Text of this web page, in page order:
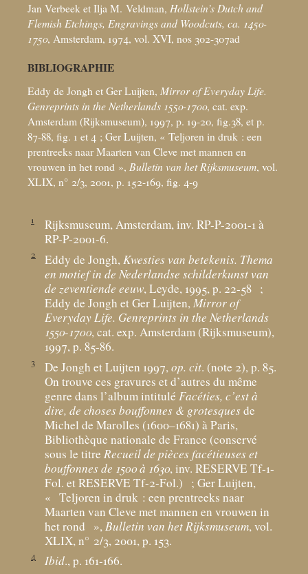
Jan Verbeek et Ilja M. Veldman, Hollstein’s Dutch and
Flemish Etchings, Engravings and Woodcuts, ca. 1450-
1750, Amsterdam, 1974, vol. XVI, nos 302-307ad
BIBLIOGRAPHIE
Eddy de Jongh et Ger Luijten, Mirror of Everyday Life.
Genreprints in the Netherlands 1550-1700, cat. exp.
Amsterdam (Rijksmuseum), 1997, p. 19-20, fig.38, et p.
87-88, fig. 1 et 4 ; Ger Luijten, « Teljoren in druk : een
prentreeks naar Maarten van Cleve met mannen en
vrouwen in het rond », Bulletin van het Rijksmuseum, vol.
XLIX, n° 2/3, 2001, p. 152-169, fig. 4-9
1
Rijksmuseum, Amsterdam, inv. RP-P-2001-1 à
RP-P-2001-6.
2 Eddy de Jongh,Kwesties van betekenis. Thema
en motief in de Nederlandse schilderkunst van
de zeventiende eeuw, Leyde, 1995, p. 22-58 ;
Eddy de Jongh et Ger Luijten,Mirror of
Everyday Life. Genreprints in the Netherlands
1550-1700, cat. exp. Amsterdam (Rijksmuseum),
1997, p. 85-86.
3 De Jongh et Luijten 1997, op. cit. (note 2), p. 85.
On trouve ces gravures et d’autres du même
genre dans l’album intitulé Facéties, c’est à
dire, de choses bouffonnes & grotesquesde
Michel de Marolles (1600–1681) à Paris,
Bibliothèque nationale de France (conservé
sous le titre Recueil de pièces facétieuses et
bouffonnes de 1500 à 1630, inv. RESERVE Tf-1-
Fol. et RESERVE Tf-2-Fol.)
; Ger Luijten,
« Teljoren in druk : een prentreeks naar
Maarten van Cleve met mannen en vrouwen in
het rond
», Bulletin van het Rijksmuseum, vol.
XLIX, n° 2/3, 2001, p. 153.
4 Ibid., p. 161-166.